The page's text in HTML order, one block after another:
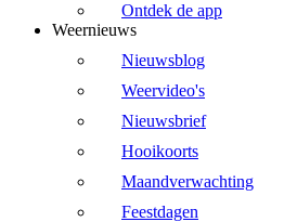
Ontdek de app
Weernieuws
Nieuwsblog
Weervideo's
Nieuwsbrief
Hooikoorts
Maandverwachting
Feestdagen